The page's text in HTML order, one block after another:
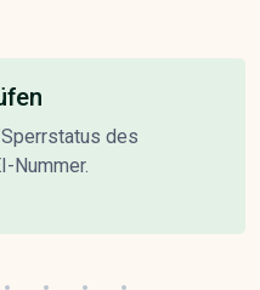
des
Nummer.